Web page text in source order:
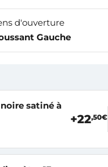
d'ouverture
Gauche
satiné à
+22,50€